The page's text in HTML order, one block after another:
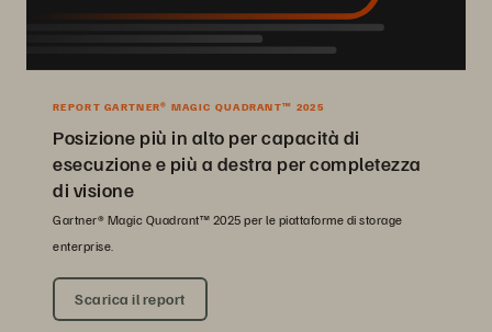
REPORT GARTNER® MAGIC QUADRANT™ 2025
Posizione più in alto per capacità di
esecuzione e più a destra per completezza
di visione
Gartner® Magic Quadrant™ 2025 per le piattaforme di storage
enterprise.
Scarica il report